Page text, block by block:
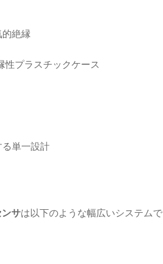
絶縁
性プラスチックケース
単一設計
ンサは以下のような幅広いシステムで